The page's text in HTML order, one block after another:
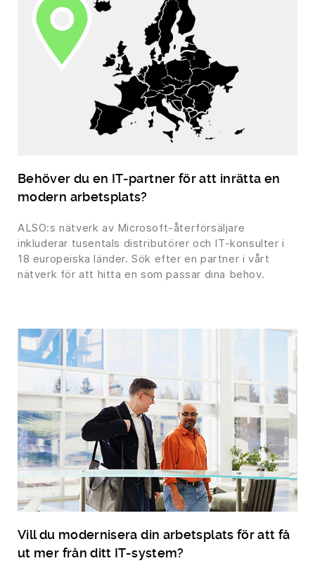
Behöver du en IT-partner för att inrätta en
modern arbetsplats?
ALSO:s nätverk av Microsoft-återförsäljare
inkluderar tusentals distributörer och IT-konsulter i
18 europeiska länder. Sök efter en partner i vårt
nätverk för att hitta en som passar dina behov.
Vill du modernisera din arbetsplats för att få
ut mer från ditt IT-system?